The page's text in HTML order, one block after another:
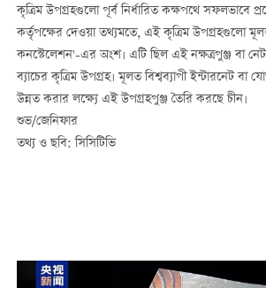
কৃত্রিম উপগ্রহগুলো পূর্ব নির্ধারিত কক্ষপথে সফলভাবে
কর্তৃপক্ষের দেওয়া তথ্যমতে, এই কৃত্রিম উপগ্রহগুলো
কনস্টেলেশন'-এর অংশ। এটি ছিল এই নক্ষত্রপুঞ্জ বা
ব্যাচের কৃত্রিম উপগ্রহ। মূলত বিশ্বব্যাপী ইন্টারনেট বা
উন্নত করার লক্ষ্যে এই উপগ্রহপুঞ্জ তৈরি করছে চীন।
শুভ/জেনিফার
তথ্য ও ছবি: সিসিটিভি